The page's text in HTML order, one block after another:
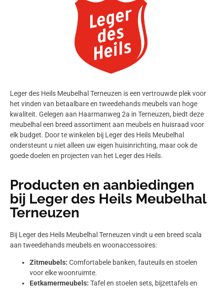
Leger des Heils Meubelhal Terneuzen is een vertrouwde plek voor
het vinden van betaalbare en tweedehands meubels van hoge
kwaliteit. Gelegen aan Haarmanweg 2a in Terneuzen, biedt deze
meubelhal een breed assortiment aan meubels en huisraad voor
elk budget. Door te winkelen bij Leger des Heils Meubelhal
ondersteunt u niet alleen uw eigen huisinrichting, maar ook de
goede doelen en projecten van het Leger des Heils.
Producten en aanbiedingen
bij Leger des Heils Meubelhal
Terneuzen
Bij Leger des Heils Meubelhal Terneuzen vindt u een breed scala
aan tweedehands meubels en woonaccessoires:
Zitmeubels: Comfortabele banken, fauteuils en stoelen
voor elke woonruimte.
Eetkamermeubels: Tafel en stoelen sets, bijzettafels en